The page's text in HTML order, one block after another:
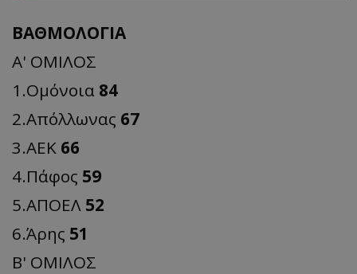
ΒΑΘΜΟΛΟΓΙΑ
Α' ΟΜΙΛΟΣ
1.Ομόνοια 84
2.Απόλλωνας 67
3.ΑΕΚ 66
4.Πάφος 59
5.ΑΠΟΕΛ 52
6.Άρης 51
Β' ΟΜΙΛΟΣ